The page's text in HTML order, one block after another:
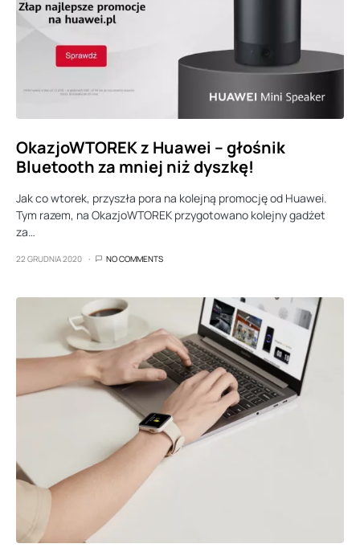
OkazjoWTOREK z Huawei – głośnik
Bluetooth za mniej niż dyszkę!
Jak co wtorek, przyszła pora na kolejną promocję od Huawei.
Tym razem, na OkazjoWTOREK przygotowano kolejny gadżet
za…
22 GRUDNIA 2020 NO COMMENTS